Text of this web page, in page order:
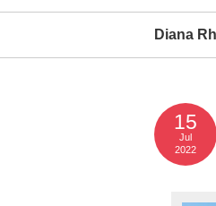
Diana
15
Jul
2022